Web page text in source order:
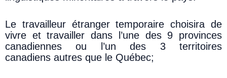
Le travailleur étranger temporaire choisira de
vivre et travailler dans l’une des 9 provinces
canadiennes ou l’un des 3 territoires
canadiens autres que le Québec;